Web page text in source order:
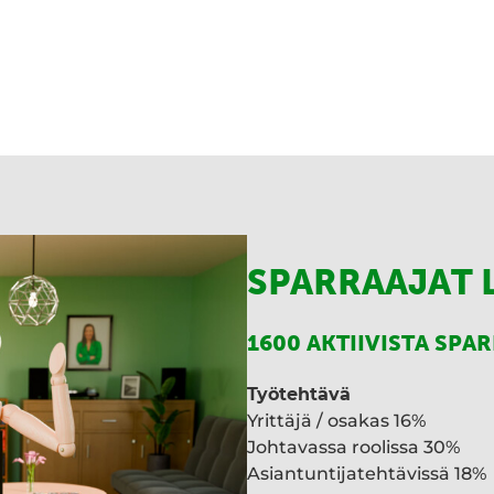
SPARRAAJAT
1600 AKTIIVISTA
Työtehtävä
Yrittäjä / osakas 16%
Johtavassa roolissa 30%
Asiantuntijatehtävissä 18%